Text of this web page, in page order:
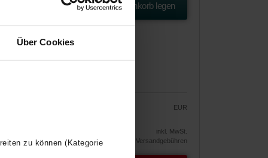
Über Cookies
zu können (Kategorie
In den Warenkorb legen
EUR
inkl. MwSt.
exkl. Versandgebühren